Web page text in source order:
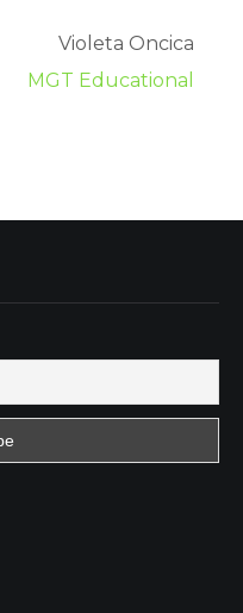
Violeta Oncica
MGT Educational